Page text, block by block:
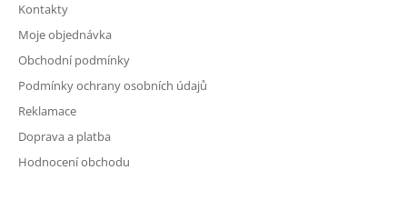
Kontakty
Moje objednávka
Obchodní podmínky
Podmínky ochrany osobních údajů
Reklamace
Doprava a platba
Hodnocení obchodu